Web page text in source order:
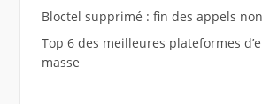
Bloctel supprimé : fin des appels
Top 6 des meilleures plateformes
masse